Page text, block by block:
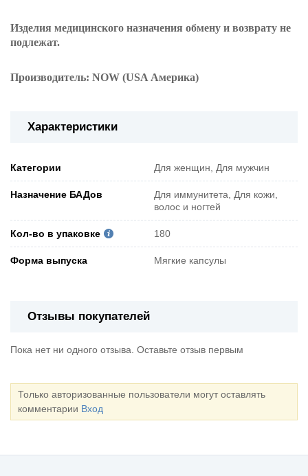
Изделия медицинского назначения обмену и возврату не
подлежат.
Производитель: NOW (USA Америка)
Характеристики
Категории Для женщин, Для мужчин
Назначение БАДов
Для иммунитета, Для кожи,
волос и ногтей
Кол-во в упаковке 180
Форма выпуска Мягкие капсулы
Отзывы покупателей
Пока нет ни одного отзыва. Оставьте отзыв первым
Только авторизованные пользователи могут оставлять
комментарии Вход